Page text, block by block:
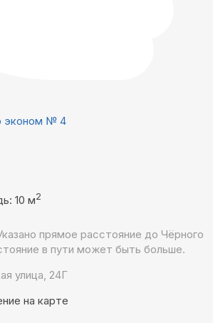
эконом № 4
10 м2
прямое расстояние до Чёрного
в пути может быть больше.
улица, 24Г
на карте